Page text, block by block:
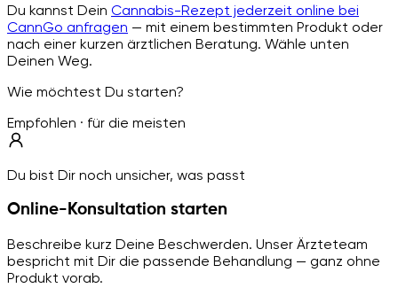
Du kannst Dein Cannabis-Rezept jederzeit online bei
CannGo anfragen — mit einem bestimmten Produkt oder
nach einer kurzen ärztlichen Beratung. Wähle unten
Deinen Weg.
Wie möchtest Du starten?
Empfohlen · für die meisten
Du bist Dir noch unsicher, was passt
Online-Konsultation starten
Beschreibe kurz Deine Beschwerden. Unser Ärzteteam
bespricht mit Dir die passende Behandlung — ganz ohne
Produkt vorab.